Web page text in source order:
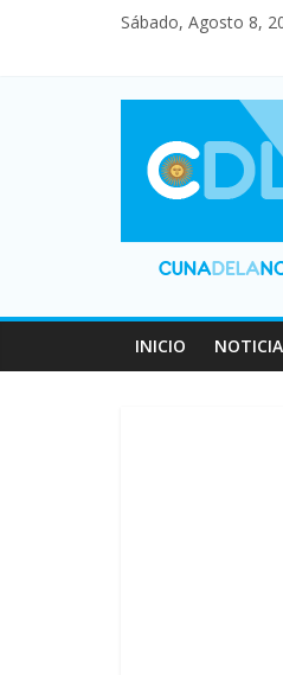
Sábado, Agosto 8,
INICIO